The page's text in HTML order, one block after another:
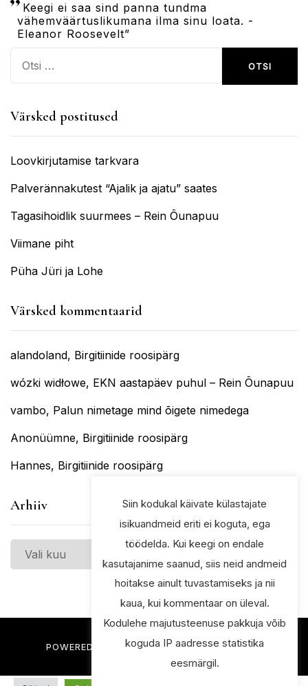
Keegi ei saa sind panna tundma
vähemväärtuslikumana ilma sinu loata. -
Eleanor Roosevelt”
Värsked postitused
Loovkirjutamise tarkvara
Palverännakutest “Ajalik ja ajatu” saates
Tagasihoidlik suurmees – Rein Õunapuu
Viimane piht
Püha Jüri ja Lohe
Värsked kommentaarid
alandoland, Birgitiinide roosipärg
wózki widłowe, EKN aastapäev puhul – Rein Õunapuu
vambo, Palun nimetage mind õigete nimedega
Anonüümne, Birgitiinide roosipärg
Hannes, Birgitiinide roosipärg
Arhiiv
Arhiiv
POWERED BY THEELSIE WORDPRESS THEME
Siin kodukal käivate külastajate
isikuandmeid eriti ei koguta, ega
töödelda. Kui keegi on endale
kasutajanime saanud, siis neid andmeid
hoitakse ainult tuvastamiseks ja nii
kaua, kui kommentaar on üleval.
Kodulehe majutusteenuse pakkuja võib
koguda IP aadresse statistika
eesmärgil.